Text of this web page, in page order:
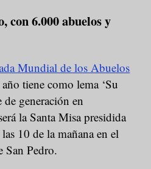
con 6.000 abuelos y
Mundial de los Abuelos
año tiene como lema ‘Su
generación en
la Santa Misa presidida
10 de la mañana en el
San Pedro.